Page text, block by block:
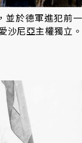
並於德軍進犯前一
沙尼亞主權獨立。